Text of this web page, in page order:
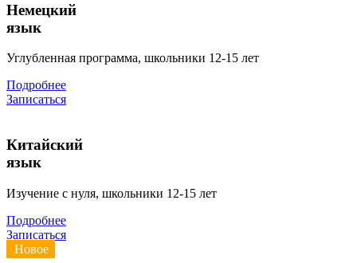
Немецкий
язык
Углубленная программа, школьники 12-15 лет
Подробнее
Записаться
Китайский
язык
Изучение с нуля, школьники 12-15 лет
Подробнее
Записаться
Новое